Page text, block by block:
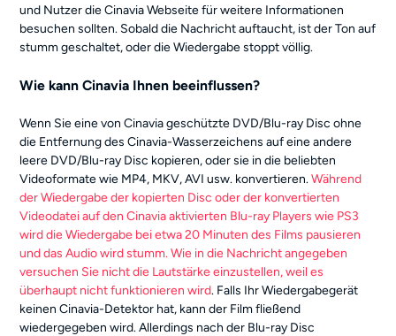
und Nutzer die Cinavia Webseite für weitere Informationen
besuchen sollten. Sobald die Nachricht auftaucht, ist der Ton auf
stumm geschaltet, oder die Wiedergabe stoppt völlig.
Wie kann Cinavia Ihnen beeinflussen?
Wenn Sie eine von Cinavia geschützte DVD/Blu-ray Disc ohne
die Entfernung des Cinavia-Wasserzeichens auf eine andere
leere DVD/Blu-ray Disc kopieren, oder sie in die beliebten
Videoformate wie MP4, MKV, AVI usw. konvertieren.Während
der Wiedergabe der kopierten Disc oder der konvertierten
Videodatei auf den Cinavia aktivierten Blu-ray Players wie PS3
wird die Wiedergabe bei etwa 20 Minuten des Films pausieren
und das Audio wird stumm. Wie in die Nachricht angegeben
versuchen Sie nicht die Lautstärke einzustellen, weil es
überhaupt nicht funktionieren wird. Falls Ihr Wiedergabegerät
keinen Cinavia-Detektor hat, kann der Film fließend
wiedergegeben wird. Allerdings nach der Blu-ray Disc